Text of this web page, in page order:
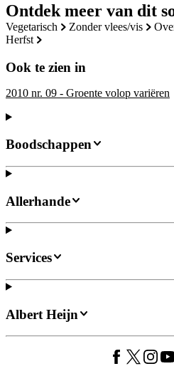
Ontdek meer van dit
vegetarisch zonder vlees/vis
herfst
Ook te zien in
2010 nr. 09 - Groente volop variëren
Boodschappen
Allerhande
Services
Albert Heijn